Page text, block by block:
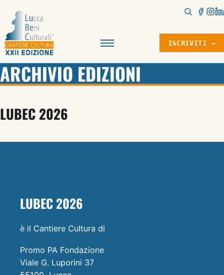
Menu
ISCRIVITI →
ARCHIVIO EDIZIONI
LUBEC 2026
LUBEC 2026
è il Cantiere Cultura di
Promo PA Fondazione
Viale G. Luporini 37